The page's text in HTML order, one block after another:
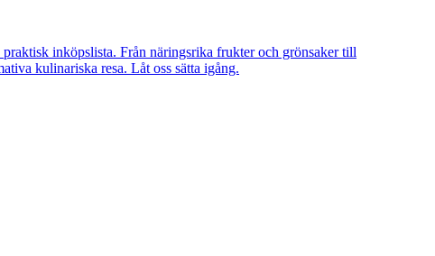
inköpslista. Från näringsrika frukter och grönsaker till
kulinariska resa. Låt oss sätta igång.